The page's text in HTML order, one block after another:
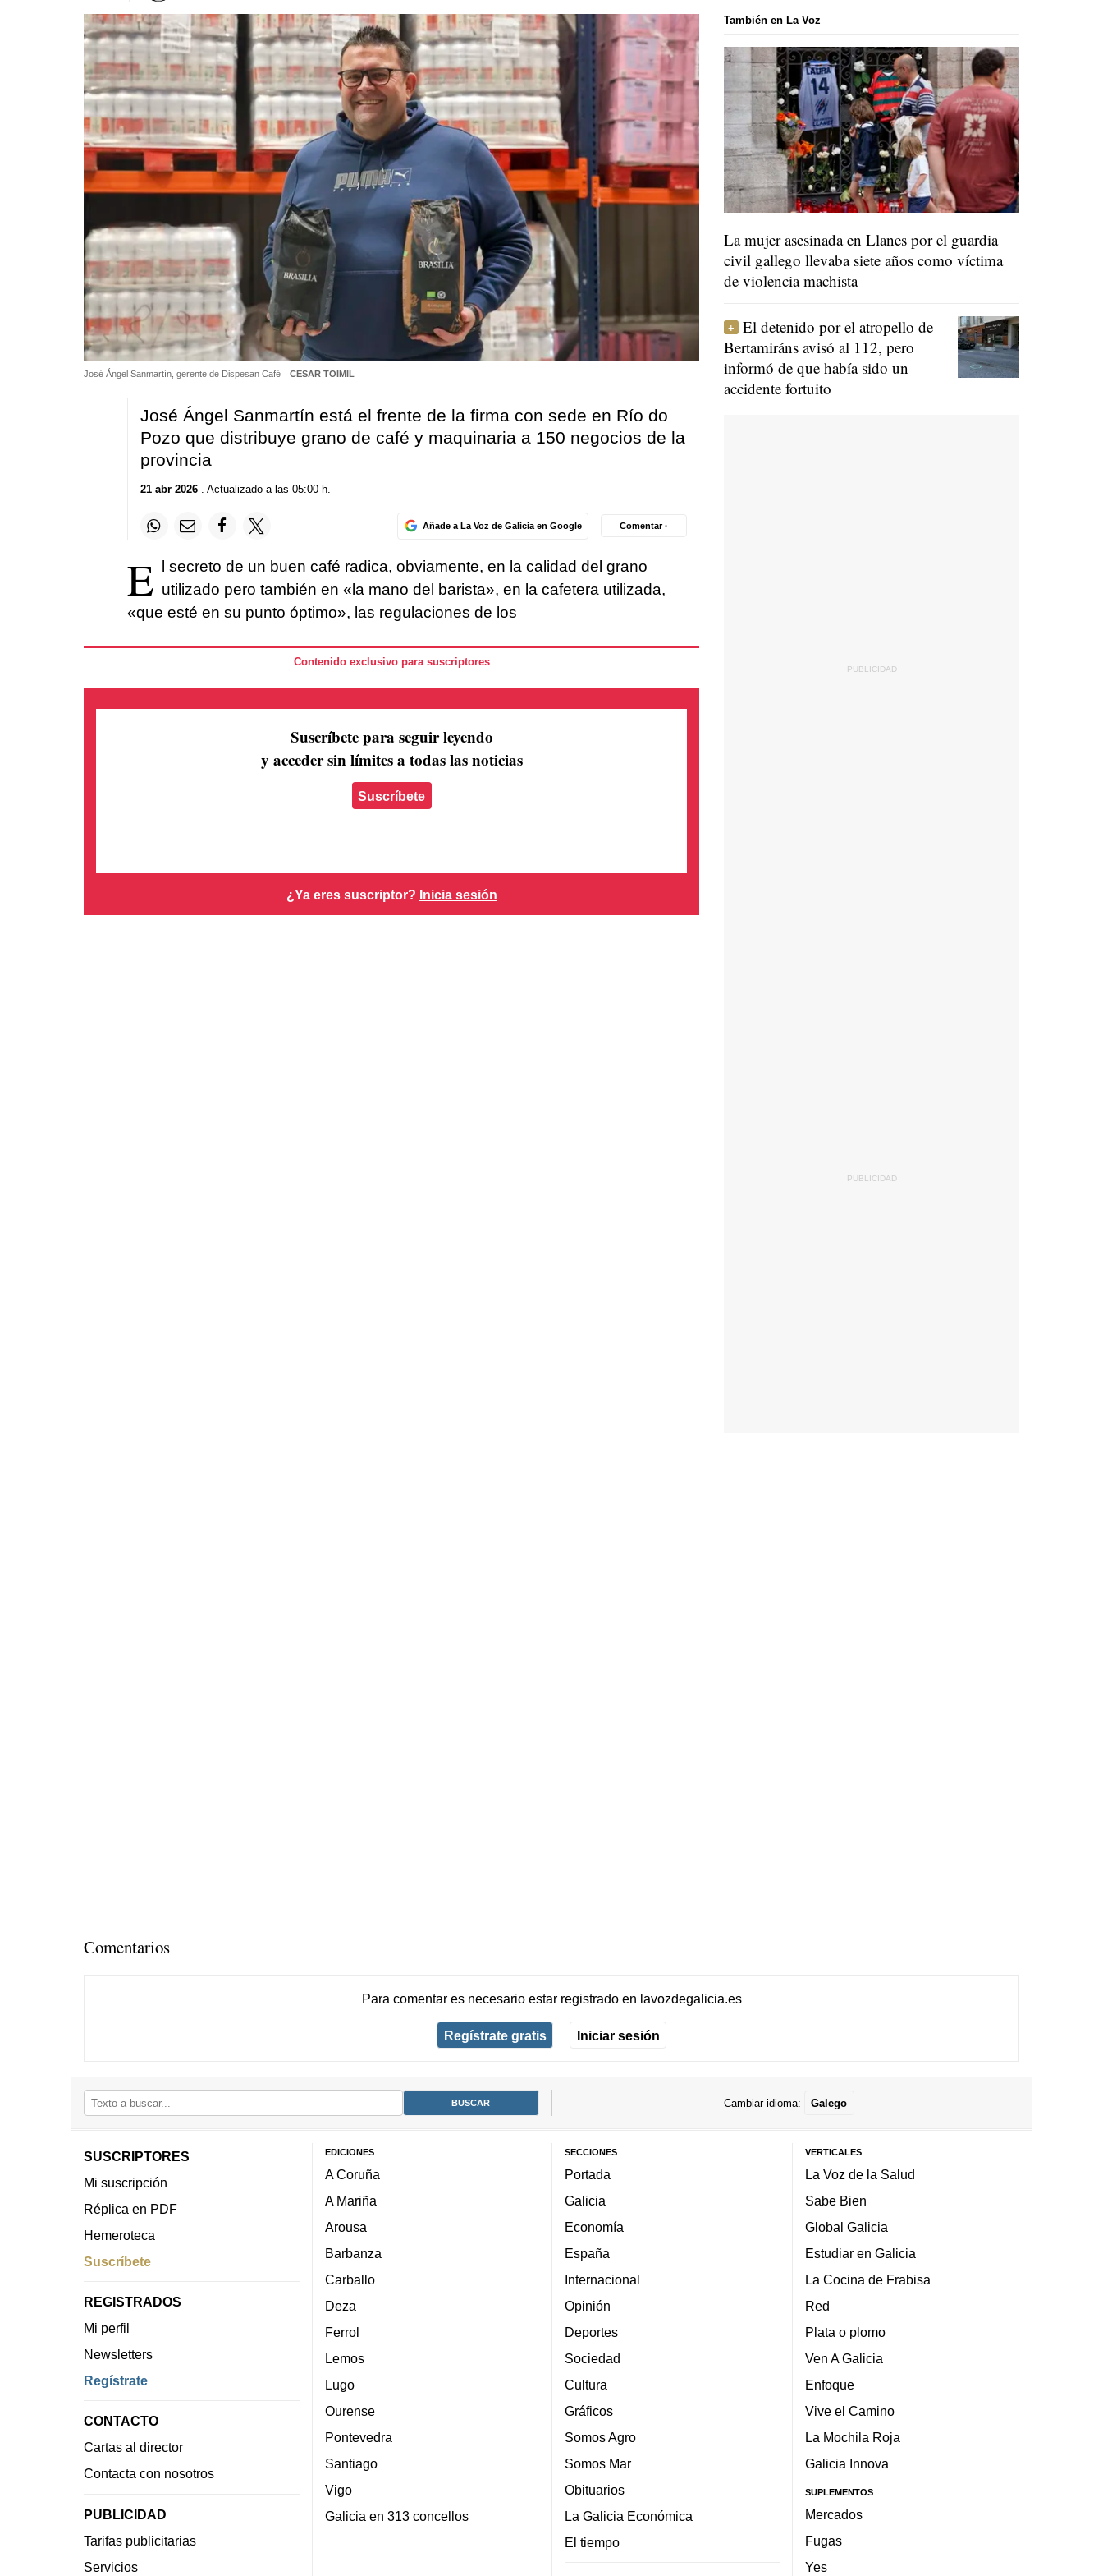
José Ángel Sanmartín, gerente de Dispesan Café CESAR TOIMIL
José Ángel Sanmartín está el frente de la firma con sede en Río do
Pozo que distribuye grano de café y maquinaria a 150 negocios de la
provincia
21 abr 2026. Actualizado a las 05:00 h.
Añade a La Voz de Galicia en Google Comentar ·
E
l secreto de un buen café radica, obviamente, en la calidad del grano
utilizado pero también en «la mano del barista», en la cafetera utilizada,
«que esté en su punto óptimo», las regulaciones de los
Contenido exclusivo para suscriptores
Suscríbete para seguir leyendo
y acceder sin límites a todas las noticias
Suscríbete
¿Ya eres suscriptor? Inicia sesión
También en La Voz
La mujer asesinada en Llanes por el guardia
civil gallego llevaba siete años como víctima
de violencia machista
El detenido por el atropello de
Bertamiráns avisó al 112, pero
informó de que había sido un
accidente fortuito
Comentarios
Para comentar es necesario estar registradoen lavozdegalicia.es
Regístrate gratis Iniciar sesión
Cambiar idioma: Galego
SUSCRIPTORES
Mi suscripción
Réplica en PDF
Hemeroteca
Suscríbete
REGISTRADOS
Mi perfil
Newsletters
Regístrate
CONTACTO
Cartas al director
Contacta con nosotros
PUBLICIDAD
Tarifas publicitarias
Servicios
EDICIONES
A Coruña
A Mariña
Arousa
Barbanza
Carballo
Deza
Ferrol
Lemos
Lugo
Ourense
Pontevedra
Santiago
Vigo
Galicia en 313 concellos
SECCIONES
Portada
Galicia
Economía
España
Internacional
Opinión
Deportes
Sociedad
Cultura
Gráficos
Somos Agro
Somos Mar
Obituarios
La Galicia Económica
El tiempo
VERTICALES
La Voz de la Salud
Sabe Bien
Global Galicia
Estudiar en Galicia
La Cocina de Frabisa
Red
Plata o plomo
Ven A Galicia
Enfoque
Vive el Camino
La Mochila Roja
Galicia Innova
SUPLEMENTOS
Mercados
Fugas
Yes